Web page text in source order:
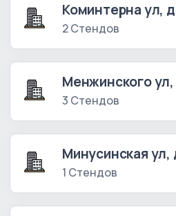
Коминтерна ул,
2 Стендов
Менжинского
3 Стендов
Минусинская
1 Стендов